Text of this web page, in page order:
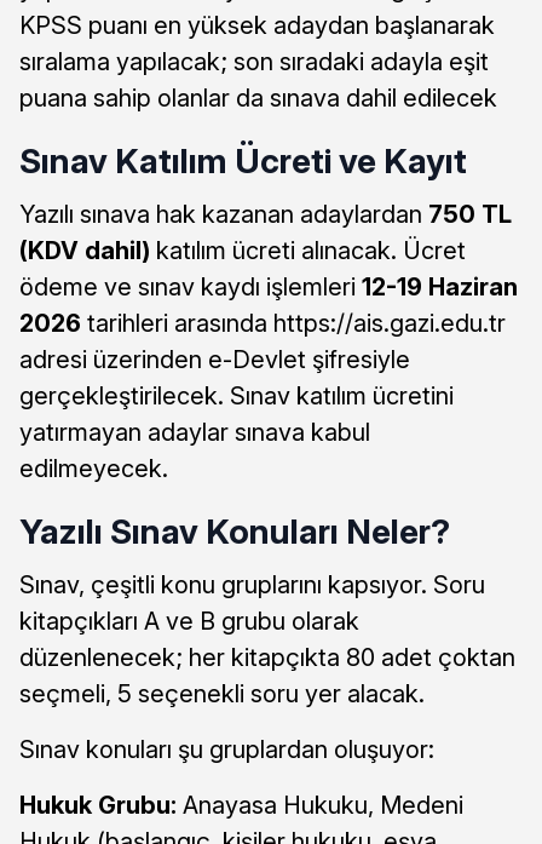
KPSS puanı en yüksek adaydan başlanarak
sıralama yapılacak; son sıradaki adayla eşit
puana sahip olanlar da sınava dahil edilecek
Sınav Katılım Ücreti ve Kayıt
Yazılı sınava hak kazanan adaylardan 750 TL
(KDV dahil) katılım ücreti alınacak. Ücret
ödeme ve sınav kaydı işlemleri 12-19 Haziran
2026 tarihleri arasında https://ais.gazi.edu.tr
adresi üzerinden e-Devlet şifresiyle
gerçekleştirilecek. Sınav katılım ücretini
yatırmayan adaylar sınava kabul
edilmeyecek.
Yazılı Sınav Konuları Neler?
Sınav, çeşitli konu gruplarını kapsıyor. Soru
kitapçıkları A ve B grubu olarak
düzenlenecek; her kitapçıkta 80 adet çoktan
seçmeli, 5 seçenekli soru yer alacak.
Sınav konuları şu gruplardan oluşuyor:
Hukuk Grubu: Anayasa Hukuku, Medeni